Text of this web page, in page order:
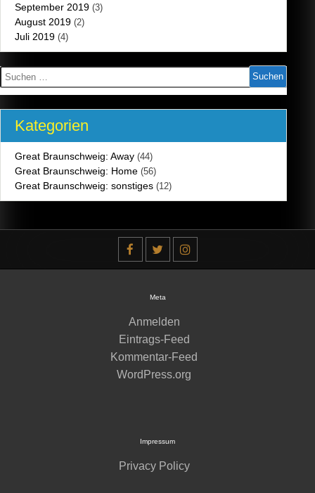
September 2019 (3)
August 2019 (2)
Juli 2019 (4)
Suchen
nach:
Kategorien
Great Braunschweig: Away (44)
Great Braunschweig: Home (56)
Great Braunschweig: sonstiges (12)
Meta
Anmelden
Eintrags-Feed
Kommentar-Feed
WordPress.org
Impressum
Privacy Policy